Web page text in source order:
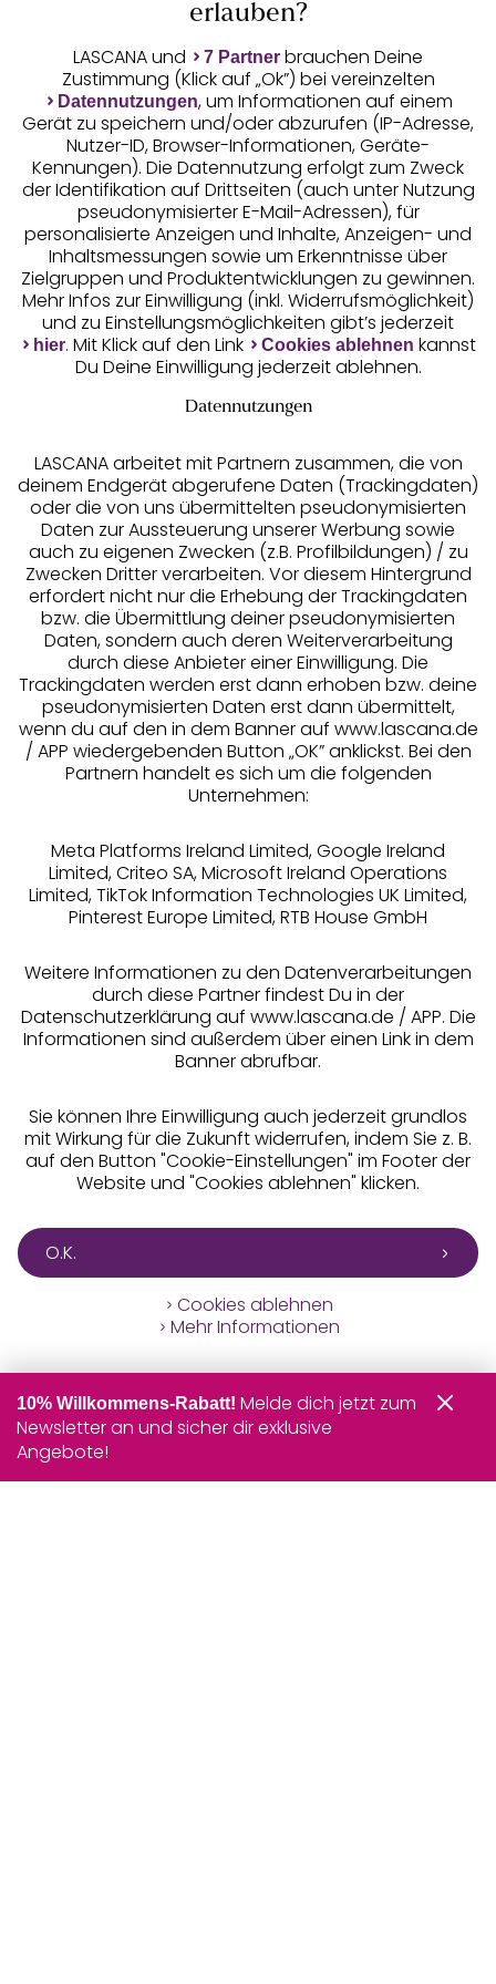
Corsage und Negligé von LASCANA und anderen
Dessous-Marken versprühst du stets einen
weiblichen Charme. Lass dich von Dessous mit
edlenSpitzen-BHs, Corsagen mit Spitze oder
transparenten Negligés verführen!
Unsere Apps
Gratis Versand ab50 €
Kostenlose Retoure
Ratenkauf **
Services
Beratung
Über uns
Rechtliches
Alle Preise inkl. MwSt., zzgl.
Versandkosten
erlauben?
LASCANA und 7 Partner brauchen Deine
Zustimmung (Klick auf „Ok”) bei vereinzelten
Datennutzungen, um Informationen auf einem
Gerät zu speichern und/oder abzurufen (IP-Adresse,
Nutzer-ID, Browser-Informationen, Geräte-
Kennungen). Die Datennutzung erfolgt zum Zweck
der Identifikation auf Drittseiten (auch unter Nutzung
pseudonymisierter E-Mail-Adressen), für
personalisierte Anzeigen und Inhalte, Anzeigen- und
Inhaltsmessungen sowie um Erkenntnisse über
Zielgruppen und Produktentwicklungen zu gewinnen.
Mehr Infos zur Einwilligung (inkl. Widerrufsmöglichkeit)
und zu Einstellungsmöglichkeiten gibt’s jederzeit
hier. Mit Klick auf den Link Cookies ablehnen kannst
Du Deine Einwilligung jederzeit ablehnen.
Datennutzungen
LASCANA arbeitet mit Partnern zusammen, die von
deinem Endgerät abgerufene Daten (Trackingdaten)
oder die von uns übermittelten pseudonymisierten
Daten zur Aussteuerung unserer Werbung sowie
auch zu eigenen Zwecken (z.B. Profilbildungen) / zu
Zwecken Dritter verarbeiten. Vor diesem Hintergrund
erfordert nicht nur die Erhebung der Trackingdaten
bzw. die Übermittlung deiner pseudonymisierten
Daten, sondern auch deren Weiterverarbeitung
durch diese Anbieter einer Einwilligung. Die
Trackingdaten werden erst dann erhoben bzw. deine
pseudonymisierten Daten erst dann übermittelt,
wenn du auf den in dem Banner auf www.lascana.de
/ APP wiedergebenden Button „OK” anklickst. Bei den
Partnern handelt es sich um die folgenden
Unternehmen:
Meta Platforms Ireland Limited, Google Ireland
Limited, Criteo SA, Microsoft Ireland Operations
Limited, TikTok Information Technologies UK Limited,
Pinterest Europe Limited, RTB House GmbH
Weitere Informationen zu den Datenverarbeitungen
durch diese Partner findest Du in der
Datenschutzerklärung auf www.lascana.de / APP. Die
Informationen sind außerdem über einen Link in dem
Banner abrufbar.
Sie können Ihre Einwilligung auch jederzeit grundlos
mit Wirkung für die Zukunft widerrufen, indem Sie z. B.
auf den Button "Cookie-Einstellungen" im Footer der
Website und "Cookies ablehnen" klicken.
O.K.
Cookies ablehnen
Mehr Informationen
10% Willkommens-Rabatt! Melde dich jetzt zum
Newsletter an und sicher dir exklusive
Angebote!